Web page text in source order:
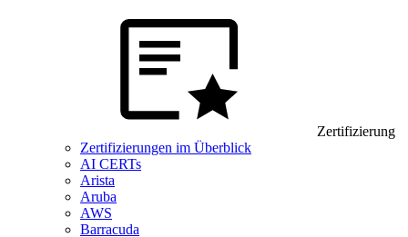
Zertifizierung
Zertifizierungen im Überblick
AI CERTs
Arista
Aruba
AWS
Barracuda